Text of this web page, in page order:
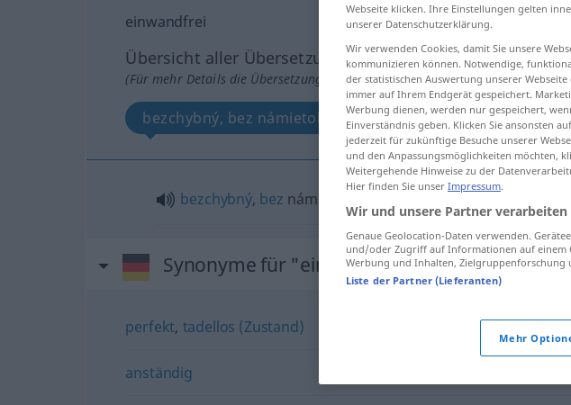
einwandfrei
Übersicht aller Übersetzungen
(Für mehr Details die Übersetzung anklicken/antippen)
bezchybný, bez námietok
bezchybný, bez námietok
Synonyme für "einwandfrei"
perfekt, tadellos (Zustand)
anständig
Webseite klicken. Ihre Einstellungen gelten
unserer Datenschutzerklärung.
Wir verwenden Cookies, damit Sie unsere
kommunizieren können. Notwendige,
der statistischen Auswertung unserer
immer auf Ihrem Endgerät gespeichert.
Werbung dienen, werden nur gespeichert,
Einverständnis geben. Klicken Sie ansonsten
jederzeit für zukünftige Besuche unserer
und den Anpassungsmöglichkeiten möchten,
Weitergehende Hinweise zu der
Hier finden Sie unser Impressum.
Wir und unsere Partner
Genaue Geolocation-Daten verwenden.
und/oder Zugriff auf Informationen auf einem
Werbung und Inhalten, Zielgruppenforschung
Liste der Partner (Lieferanten)
Mehr